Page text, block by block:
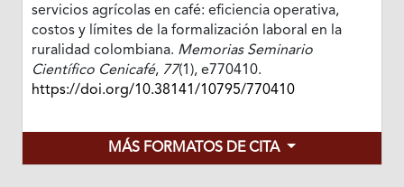
servicios agrícolas en café: eficiencia operativa,
costos y límites de la formalización laboral en la
ruralidad colombiana. Memorias Seminario
Científico Cenicafé, 77(1), e770410.
https://doi.org/10.38141/10795/770410
MÁS FORMATOS DE CITA